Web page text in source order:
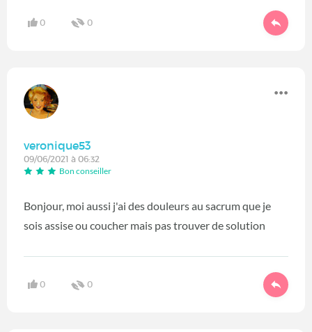
0 0
veronique53
09/06/2021 à 06:32
Bon conseiller
Bonjour, moi aussi j'ai des douleurs au sacrum que je
sois assise ou coucher mais pas trouver de solution
0 0